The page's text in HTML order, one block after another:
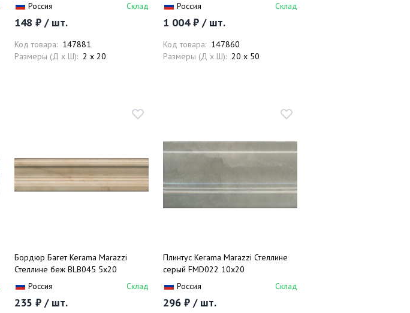
Россия
Склад
148 ₽ / шт.
Код товара: 147881
Размеры (Д x Ш): 2 x 20
Россия
Склад
1 004 ₽ / шт.
Код товара: 147860
Размеры (Д x Ш): 20 x 50
Бордюр Багет Kerama Marazzi
Стеллине беж BLB045 5х20
Россия
Склад
235 ₽ / шт.
Плинтус Kerama Marazzi Стеллине
серый FMD022 10х20
Россия
Склад
296 ₽ / шт.